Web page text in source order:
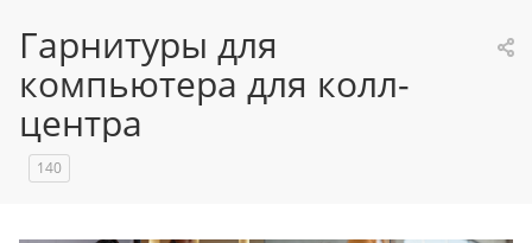
Гарнитуры для
компьютера для колл-
центра
140